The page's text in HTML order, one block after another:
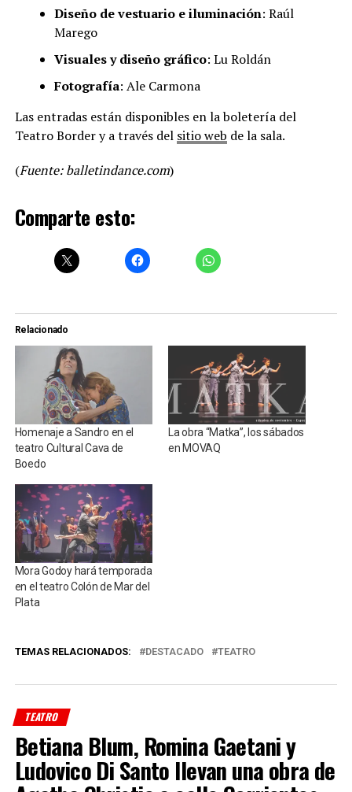
Diseño de vestuario e iluminación: Raúl
Marego
Visuales y diseño gráfico: Lu Roldán
Fotografía: Ale Carmona
Las entradas están disponibles en la boletería del
Teatro Border y a través del sitio web de la sala.
(Fuente: balletindance.com)
Comparte esto:
Relacionado
Homenaje a Sandro en el
teatro Cultural Cava de
Boedo
La obra “Matka”, los sábados
en MOVAQ
Mora Godoy hará temporada
en el teatro Colón de Mar del
Plata
TEMAS RELACIONADOS: DESTACADO TEATRO
TEATRO
Betiana Blum, Romina Gaetani y
Ludovico Di Santo llevan una obra de